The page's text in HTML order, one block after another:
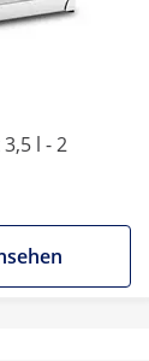
l - 2